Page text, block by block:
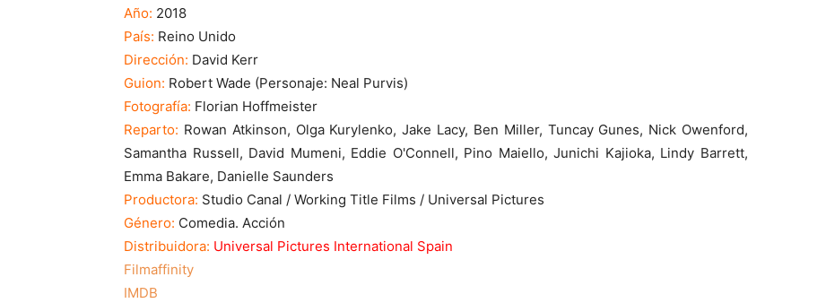
Año: 2018
País: Reino Unido
Dirección: David Kerr
Guion: Robert Wade (Personaje: Neal Purvis)
Fotografía: Florian Hoffmeister
Reparto: Rowan Atkinson, Olga Kurylenko, Jake Lacy, Ben Miller, Tuncay Gunes, Nick Owenford,
Samantha Russell, David Mumeni, Eddie O'Connell, Pino Maiello, Junichi Kajioka, Lindy Barrett,
Emma Bakare, Danielle Saunders
Productora: Studio Canal / Working Title Films / Universal Pictures
Género: Comedia. Acción
Distribuidora: Universal Pictures International Spain
Filmaffinity
IMDB